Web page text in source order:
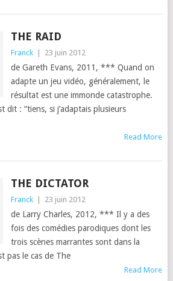
THE RAID
Franck 23 juin 2012
de Gareth Evans, 2011, *** Quand on
adapte un jeu vidéo, générale­ment, le
résul­tat est une immonde cat­a­stro­phe.
dit : “tiens, si j’adap­tais plusieurs
Read More
THE DICTATOR
Franck 23 juin 2012
de Lar­ry Charles, 2012, *** Il y a des
fois des comédies par­o­diques dont les
trois scènes mar­rantes sont dans la
pas le cas de The
Read More